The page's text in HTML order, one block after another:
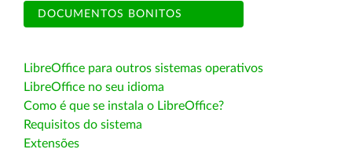
DOCUMENTOS BONITOS
LibreOffice para outros sistemas operativos
LibreOffice no seu idioma
Como é que se instala o LibreOffice?
Requisitos do sistema
Extensões